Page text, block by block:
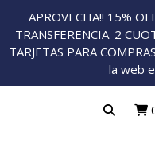
APROVECHA!! 15%
TRANSFERENCIA. 2
TARJETAS PARA
la web